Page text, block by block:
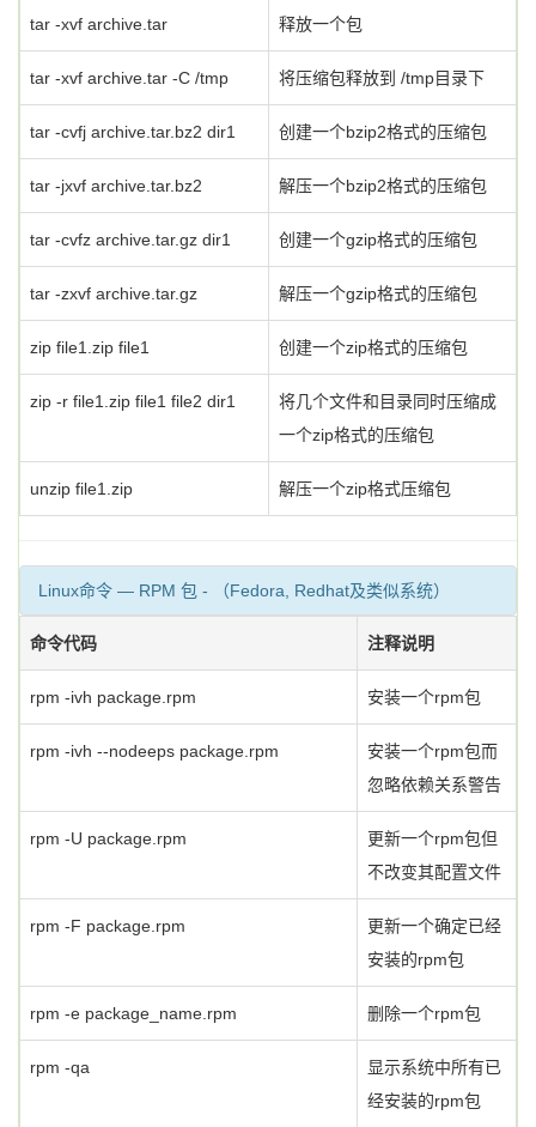
tar -xvf archive.tar 释放一个包
tar -xvf archive.tar -C /tmp 将压缩包释放到 /tmp目录下
tar -cvfj archive.tar.bz2 dir1 创建一个bzip2格式的压缩包
tar -jxvf archive.tar.bz2 解压一个bzip2格式的压缩包
tar -cvfz archive.tar.gz dir1 创建一个gzip格式的压缩包
tar -zxvf archive.tar.gz 解压一个gzip格式的压缩包
zip file1.zip file1 创建一个zip格式的压缩包
zip -r file1.zip file1 file2 dir1
将几个文件和目录同时压缩成
一个zip格式的压缩包
unzip file1.zip 解压一个zip格式压缩包
Linux命令 — RPM 包 - （Fedora, Redhat及类似系统）
命令代码 注释说明
rpm -ivh package.rpm 安装一个rpm包
rpm -ivh --nodeeps package.rpm
安装一个rpm包而
忽略依赖关系警告
rpm -U package.rpm
更新一个rpm包但
不改变其配置文件
rpm -F package.rpm
更新一个确定已经
安装的rpm包
rpm -e package_name.rpm 删除一个rpm包
rpm -qa
显示系统中所有已
经安装的rpm包